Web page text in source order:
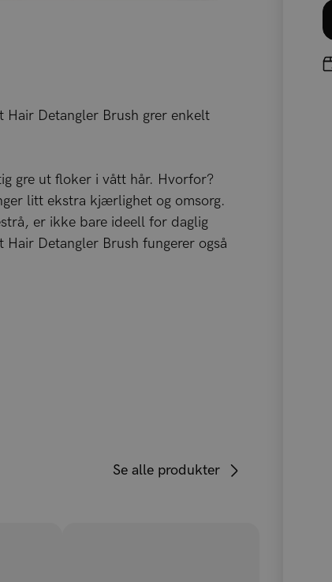
Detangler Brush grer enkelt
gre ut floker i vått hår. Hvorfor?
litt ekstra kjærlighet og omsorg.
er ikke bare ideell for daglig
Detangler Brush fungerer også
som skånsomt gre ut floker uten
Se alle produkter